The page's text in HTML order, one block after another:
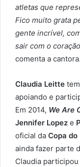
atletas que
Fico muito grata
gente incrível,
sair com o
comenta a cantora.
Claudia Leitte
apoiando e
Em 2014, We Are
Jennifer Lopez e
oficial da Copa do
ainda fazer parte
Claudia